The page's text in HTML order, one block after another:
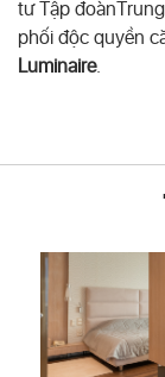
tư Tập
phối độc quyền
Luminaire.